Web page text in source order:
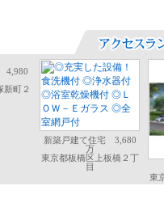
4,980
新町２
新築戸建て住宅 3,680
万
東京都板橋区上板橋２丁
目
東